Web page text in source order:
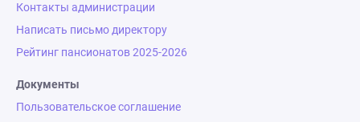
Контакты администрации
Написать письмо директору
Рейтинг пансионатов 2025-2026
Документы
Пользовательское соглашение